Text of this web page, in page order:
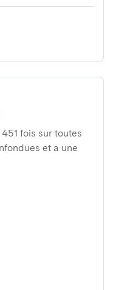
fois sur toutes
et a une